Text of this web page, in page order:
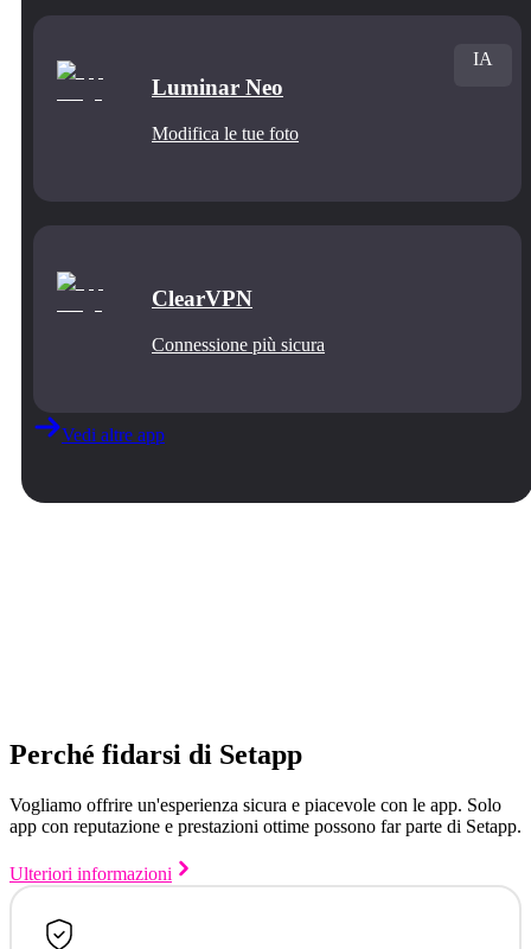
Luminar Neo
Modifica le tue foto
IA
ClearVPN
Connessione più sicura
Vedi altre app
Perché fidarsi di Setapp
Vogliamo offrire un'esperienza sicura e piacevole con le app. Solo
app con reputazione e prestazioni ottime possono far parte di Setapp.
Ulteriori informazioni